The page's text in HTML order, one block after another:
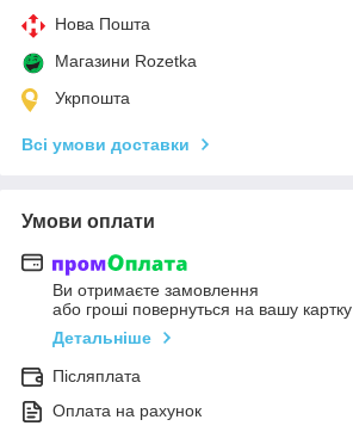
Нова Пошта
Магазини Rozetka
Укрпошта
Всі умови доставки
Умови оплати
Ви отримаєте замовлення
або гроші повернуться на вашу картку
Детальніше
Післяплата
Оплата на рахунок